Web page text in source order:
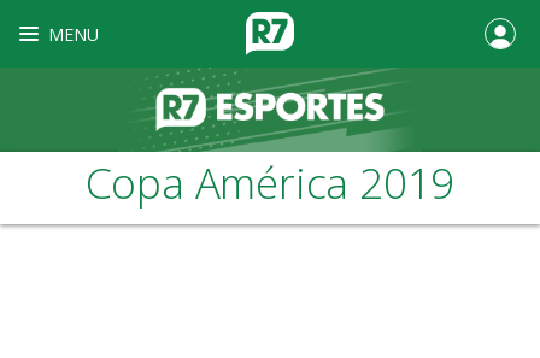
MENU
Copa América 2019